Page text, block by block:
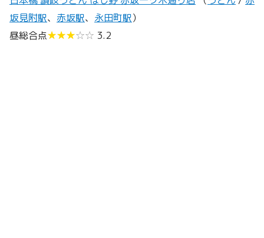
坂見附駅、 赤坂駅、 永田町駅）
昼総合点★★★☆☆ 3.2